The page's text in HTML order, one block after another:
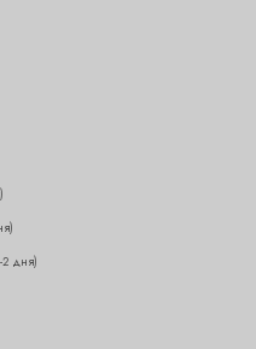
2 дня)